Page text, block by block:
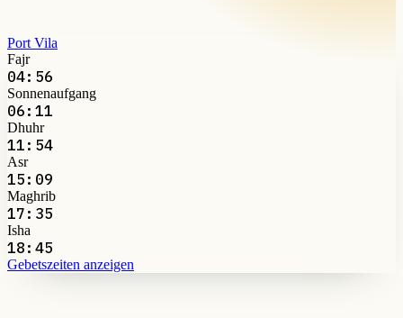
Port Vila
Fajr
04:56
Sonnenaufgang
06:11
Dhuhr
11:54
Asr
15:09
Maghrib
17:35
Isha
18:45
Gebetszeiten anzeigen